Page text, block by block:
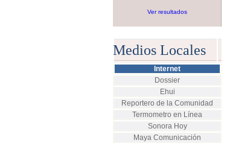
Ver resultados
Medios Locales
Internet
Dossier
Ehui
Reportero de la Comunidad
Termometro en Línea
Sonora Hoy
Maya Comunicación